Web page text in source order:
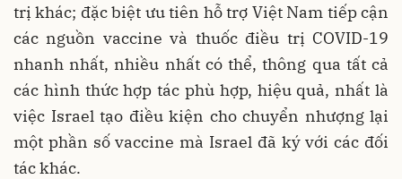
trị khác; đặc biệt ưu tiên hỗ trợ Việt Nam tiếp cận
các nguồn vaccine và thuốc điều trị COVID-19
nhanh nhất, nhiều nhất có thể, thông qua tất cả
các hình thức hợp tác phù hợp, hiệu quả, nhất là
việc Israel tạo điều kiện cho chuyển nhượng lại
một phần số vaccine mà Israel đã ký với các đối
tác khác.